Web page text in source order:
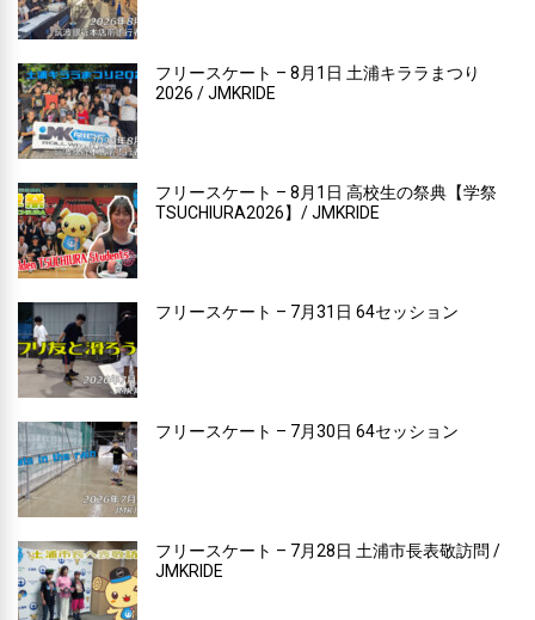
フリースケート – 8月1日 土浦キララまつり
2026 / JMKRIDE
フリースケート – 8月1日 高校生の祭典【学祭
TSUCHIURA2026】/ JMKRIDE
フリースケート – 7月31日 64セッション
フリースケート – 7月30日 64セッション
フリースケート – 7月28日 土浦市長表敬訪問 /
JMKRIDE